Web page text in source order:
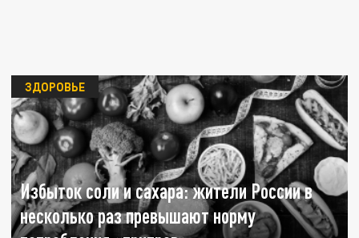
Избыток соли и сахара: жители России в
несколько раз превышают норму
ЗДОРОВЬЕ